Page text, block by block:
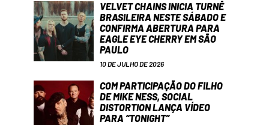
VELVET CHAINS INICIA TURNÊ
BRASILEIRA NESTE SÁBADO E
CONFIRMA ABERTURA PARA
EAGLE EYE CHERRY EM SÃO
PAULO
10 DE JULHO DE 2026
COM PARTICIPAÇÃO DO FILHO
DE MIKE NESS, SOCIAL
DISTORTION LANÇA VÍDEO
PARA “TONIGHT”